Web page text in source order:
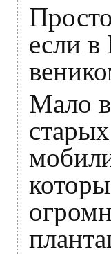
если в
Мало в